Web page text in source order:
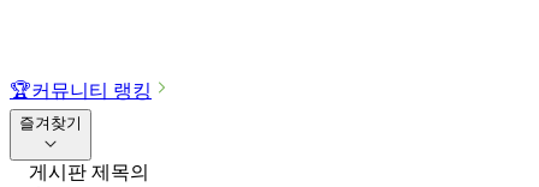
🏆커뮤니티 랭킹
즐겨찾기
게시판 제목의